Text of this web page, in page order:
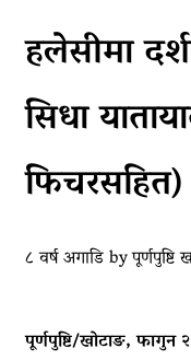
हलेसीमा
सिधा
फिचरसहित)
८ वर्ष अगाडिbyपूर्णपुष्टि
पूर्णपुष्टि/खोटाङ, फागुन